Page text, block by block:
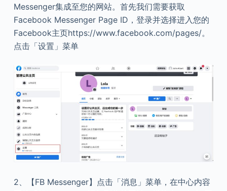
Messenger集成至您的网站。首先我们需要获取
Facebook Messenger Page ID，登录并选择进入您的
Facebook主页https://www.facebook.com/pages/。
点击「设置」菜单
2、【FB Messenger】点击「消息」菜单，在中心内容